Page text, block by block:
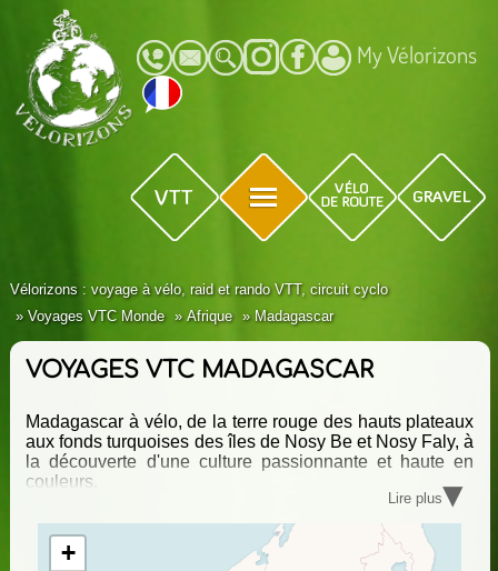
My Vélorizons
Vélorizons : voyage à vélo, raid et rando VTT, circuit cyclo
Voyages VTC Monde
Afrique Madagascar
VOYAGES VTC MADAGASCAR
Madagascar à vélo, de la terre rouge des hauts plateaux
aux fonds turquoises des îles de Nosy Be et Nosy Faly, à
la découverte d'une culture passionnante et haute en
couleurs.
Lire plus▾
+